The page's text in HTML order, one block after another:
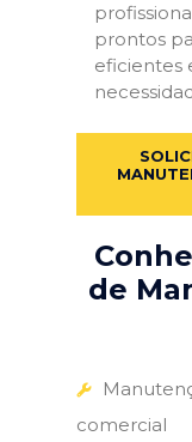
prontos
eficientes
de
comercial